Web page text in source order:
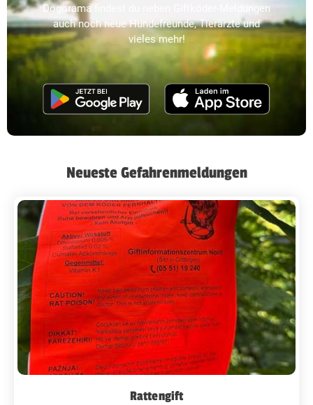
Dogorama findest du neben Giftköder-Meldungen
auch noch neue Hundefreunde, Tierärzte und
vieles mehr!
Neueste Gefahrenmeldungen
Rattengift